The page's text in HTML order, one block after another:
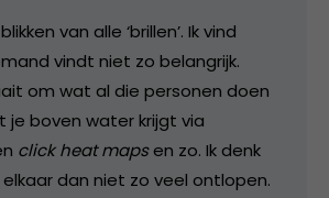
van alle ‘brillen’. Ik vind
vindt niet zo belangrijk.
om wat al die personen doen
je boven water krijgt via
click heat mapsen zo. Ik denk
dan niet zo veel ontlopen.